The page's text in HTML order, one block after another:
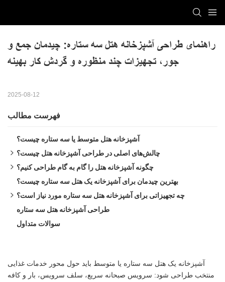
راهنمای طراحی آشپزخانه هتل سه ستاره: چیدمان جمع و
جور، تجهیزات چند منظوره و گردش کار بهینه
2025-08-12
فهرست مطالب
آشپزخانه هتل متوسط ​​یا سه ستاره چیست؟
چالش‌های اصلی در طراحی آشپزخانه هتل چیست؟
۱. بررسی خطرات در محل
۲. انتخاب تجهیزات و تامین‌کنندگان مناسب
۳. مدیریت هزینه‌ها و منابع محلی
۴. تضمین کیفیت و دوام محصول
چگونه آشپزخانه هتل را گام به گام طراحی کنیم؟
۱. نیازهای خدمات غذایی هتل را تعیین کنید
۲. یک هتل ۳ ستاره به چه مقدار فضا نیاز دارد؟
۳. ترسیم طرح آشپزخانه و نقشه طبقه
۴. سری تجهیزات و انتخاب آنها
بهترین چیدمان برای آشپزخانه یک هتل سه ستاره چیست؟
چه تجهیزاتی برای آشپزخانه هتل سه ستاره مورد نیاز است؟
تجهیزات پخت و پز
آماده سازی غذا
سیستم‌های تهویه
طراحی آشپزخانه هتل سه ستاره
سوالات متداول
آشپزخانه یک هتل سه ستاره یا متوسط ​​باید حول محور خدمات غذایی
منتخب طراحی شود: سرویس صبحانه سریع، سلف سرویس، بار و کافه